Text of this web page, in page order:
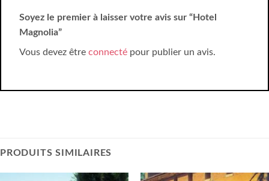
Soyez le premier à laisser votre avis sur “Hotel
Magnolia”
Vous devez être connecté pour publier un avis.
PRODUITS SIMILAIRES